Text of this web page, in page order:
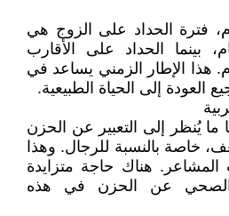
فترة الحداد على الزوج هي
بينما الحداد على الأقارب
هذا الإطار الزمني يساعد في
العودة إلى الحياة الطبيعية.
ما يُنظر إلى التعبير عن الحزن
خاصة بالنسبة للرجال. وهذا
هناك حاجة متزايدة
الصحي عن الحزن في هذه